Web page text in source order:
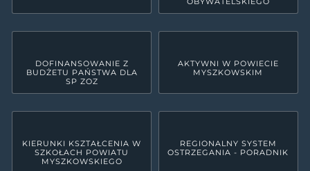
DOFINANSOWANIE Z
BUDŻETU PAŃSTWA DLA
SP ZOZ
AKTYWNI W POWIECIE
MYSZKOWSKIM
KIERUNKI KSZTAŁCENIA W
SZKOŁACH POWIATU
MYSZKOWSKIEGO
REGIONALNY SYSTEM
OSTRZEGANIA - PORADNIK